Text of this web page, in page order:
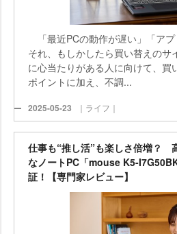
「最近PCの動作が遅い」「ア
それ、もしかしたら買い替えのサ
に心当たりがある人に向けて、買
ポイントに加え、不調...
2025-05-23 ｜ライフ｜
仕事も“推し活”も楽しさ倍増？
なノートPC「mouse K5-
証！【専門家レビュー】